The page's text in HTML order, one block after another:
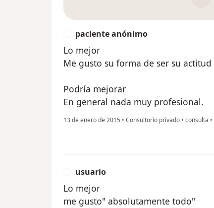
paciente anónimo
Lo mejor
Me gusto su forma de ser su
Podría mejorar
En general nada muy profesional.
13 de enero de 2015 • Consultorio privado • consulta •
usuario
Lo mejor
me gusto" absolutamente todo"